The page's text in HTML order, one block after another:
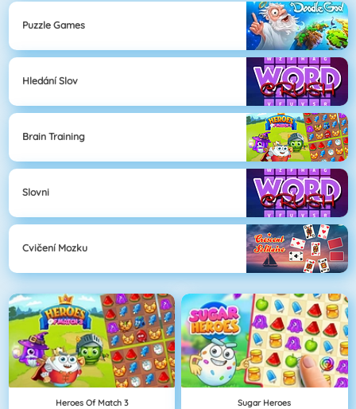
Puzzle Games
Hledání Slov
Brain Training
Slovni
Cvičení Mozku
Heroes Of Match 3 Sugar Heroes